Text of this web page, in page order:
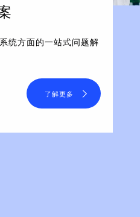
统方面的一站式问题解
了解更多